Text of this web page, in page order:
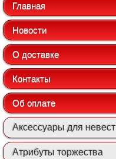
Главная
Новости
О доставке
Контакты
Об оплате
Аксессуары для невест
Атрибуты торжества